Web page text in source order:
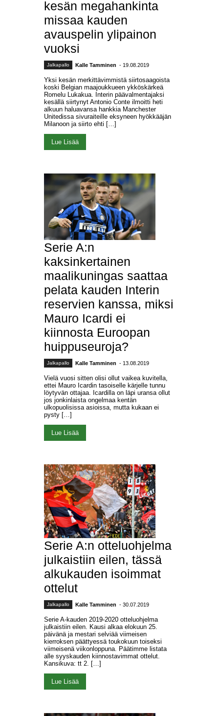
kesän megahankinta
missaa kauden
avauspelin ylipainon
vuoksi
Jalkapallo Kalle Tamminen - 19.08.2019
Yksi kesän merkittävimmistä siirtosaagoista
koski Belgian maajoukkueen ykköskärkeä
Romelu Lukakua. Interin päävalmentajaksi
kesällä siirtynyt Antonio Conte ilmoitti heti
alkuun haluavansa hankkia Manchester
Unitedissa sivuraiteille eksyneen hyökkääjän
Milanoon ja siirto ehti […]
Lue Lisää
Serie A:n
kaksinkertainen
maalikuningas saattaa
pelata kauden Interin
reservien kanssa, miksi
Mauro Icardi ei
kiinnosta Euroopan
huippuseuroja?
Jalkapallo Kalle Tamminen - 13.08.2019
Vielä vuosi sitten olisi ollut vaikea kuvitella,
ettei Mauro Icardin tasoiselle kärjelle tunnu
löytyvän ottajaa. Icardilla on läpi uransa ollut
jos jonkinlaista ongelmaa kentän
ulkopuolisissa asioissa, mutta kukaan ei
pysty […]
Lue Lisää
Serie A:n otteluohjelma
julkaistiin eilen, tässä
alkukauden isoimmat
ottelut
Jalkapallo Kalle Tamminen - 30.07.2019
Serie A-kauden 2019-2020 otteluohjelma
julkaistiin eilen. Kausi alkaa elokuun 25.
päivänä ja mestari selviää viimeisen
kierroksen päättyessä toukokuun toiseksi
viimeisenä viikonloppuna. Päätimme listata
alle syyskauden kiinnostavimmat ottelut.
Kansikuva: tt 2. […]
Lue Lisää